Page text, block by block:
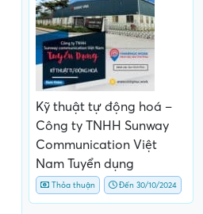
Kỹ thuật tự động hoá –
Công ty TNHH Sunway
Communication Việt
Nam Tuyển dụng
Thỏa thuận Đến 30/10/2024